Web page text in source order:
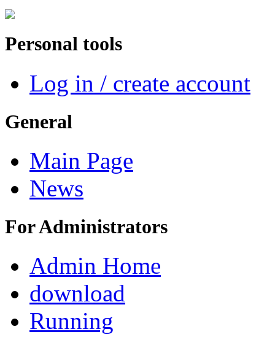
Personal tools
Log in / create account
General
Main Page
News
For Administrators
Admin Home
download
Running